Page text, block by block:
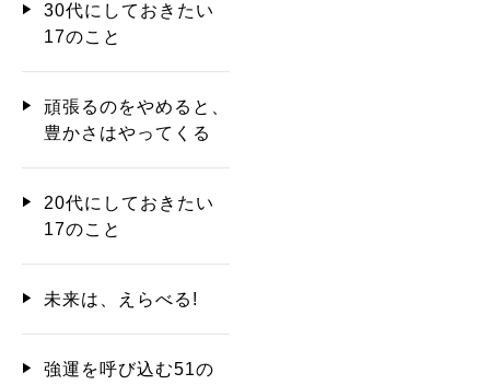
30代にしておきたい
17のこと
頑張るのをやめると、
豊かさはやってくる
20代にしておきたい
17のこと
未来は、えらべる!
強運を呼び込む51の